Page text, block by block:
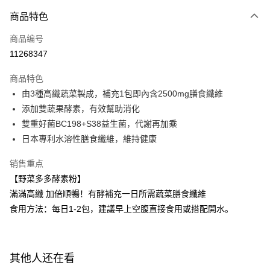
LINE Pay
Apple Pay
悠遊付
Google Pay
Plus PAY
相关说明
一、關於 AFTEE先享後付
1. 於付款方式選擇AFTEE先享後付，將跳出AFTEE先享後付手機驗證視
2. 進行簡訊驗證之後，即可完成結帳手續。
5. 收到商品當下無需繳費，確認無誤後，請再利用繳費通知簡訊或AFTEE
ATM付款
每笔NT$100，满NT$600(含以上)免运费
商品特色
商品编号
11268347
商品特色
由3種高纖蔬菜製成，補充1包即內含2500mg膳食纖維
添加雙蔬果酵素，有效幫助消化
雙重好菌BC198+S38益生菌，代謝再加乘
日本專利水溶性膳食纖維，維持健康
销售重点
【野菜多多酵素粉】
滿滿高纖 加倍順暢！有酵補充一日所需蔬菜膳食纖維
食用方法：每日1-2包，建議早上空腹直接食用或搭配開水。
其他人还在看